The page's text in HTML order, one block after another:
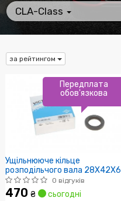
CLA-Class
за рейтингом
Ущільнююче кільце
розподільчого вала 28X42X6
RENA
0 відгуків
470 ₴ сьогодні
Передплата
обов'язкова